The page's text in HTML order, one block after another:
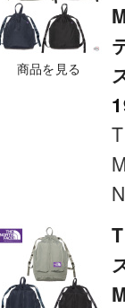
商品を見る